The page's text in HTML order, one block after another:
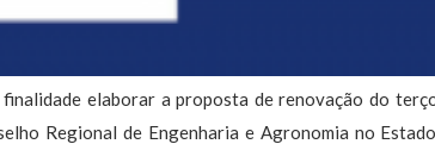
elaborar a proposta de renovação do
Regional de Engenharia e Agronomia no